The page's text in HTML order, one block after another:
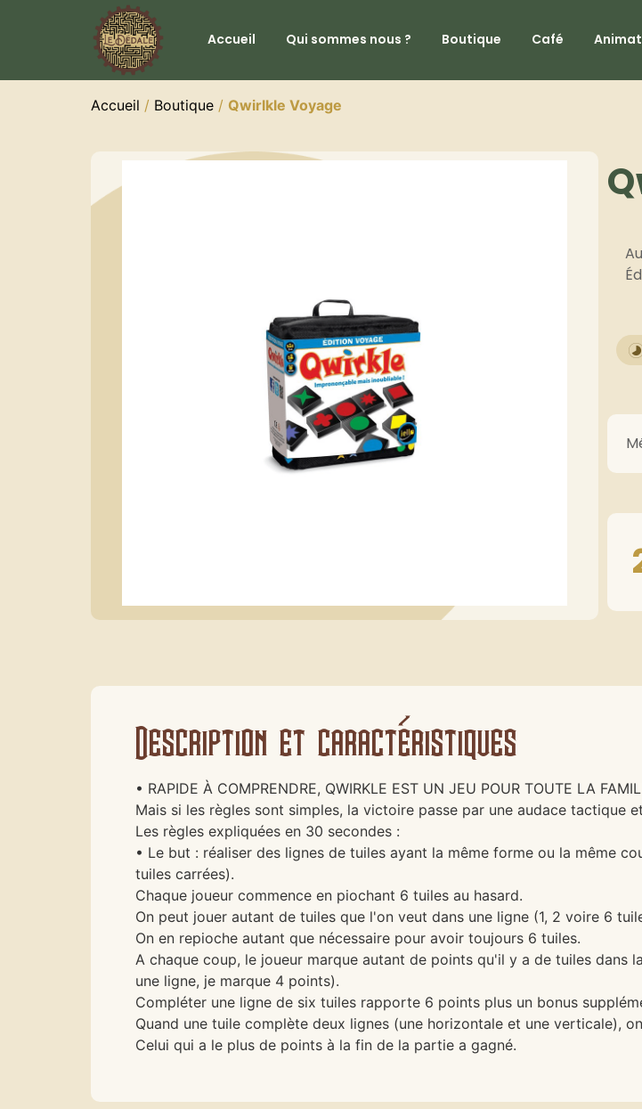
Accueil Qui sommes nous ? Boutique Café
Accueil / Boutique / Qwirlkle Voyage
Description et caractéristiques
• RAPIDE À COMPRENDRE, QWIRKLE EST UN JEU POUR TOUTE LA
Mais si les règles sont simples, la victoire passe par une audace tactique
Les règles expliquées en 30 secondes :
• Le but : réaliser des lignes de tuiles ayant la même forme ou la même
tuiles carrées).
Chaque joueur commence en piochant 6 tuiles au hasard.
On peut jouer autant de tuiles que l'on veut dans une ligne (1, 2 voire 6
On en repioche autant que nécessaire pour avoir toujours 6 tuiles.
A chaque coup, le joueur marque autant de points qu'il y a de tuiles dans
une ligne, je marque 4 points).
Compléter une ligne de six tuiles rapporte 6 points plus un bonus
Quand une tuile complète deux lignes (une horizontale et une verticale),
Celui qui a le plus de points à la fin de la partie a gagné.